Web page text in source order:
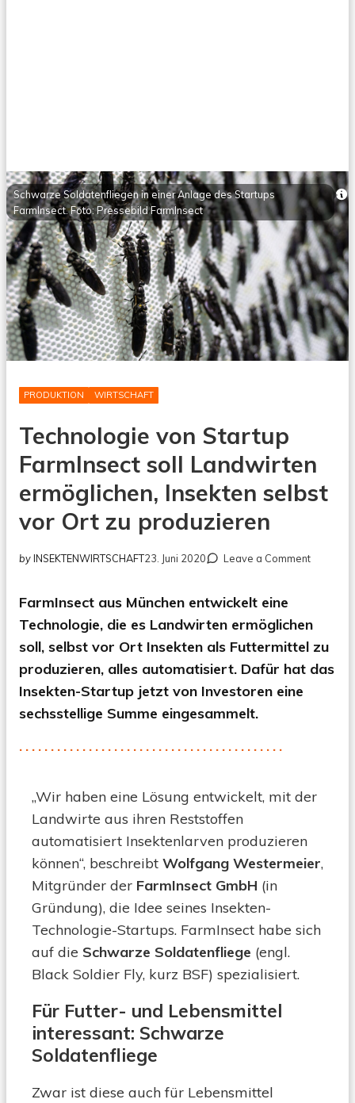
Schwarze Soldatenfliegen in einer Anlage des Startups
FarmInsect. Foto: Pressebild FarmInsect
PRODUKTION WIRTSCHAFT
Technologie von Startup
FarmInsect soll Landwirten
ermöglichen, Insekten selbst
vor Ort zu produzieren
byINSEKTENWIRTSCHAFT23. Juni 2020 Leave a Commenton
FarmInsect aus München entwickelt eine
Technologie, die es Landwirten ermöglichen
soll, selbst vor Ort Insekten als Futtermittel zu
produzieren, alles automatisiert. Dafür hat das
Insekten-Startup jetzt von Investoren eine
sechsstellige Summe eingesammelt.
„Wir haben eine Lösung entwickelt, mit der
Landwirte aus ihren Reststoffen
automatisiert Insektenlarven produzieren
können“, beschreibt Wolfgang Westermeier,
Mitgründer der FarmInsect GmbH (in
Gründung), die Idee seines Insekten-
Technologie-Startups. FarmInsect habe sich
auf die Schwarze Soldatenfliege (engl.
Black Soldier Fly, kurz BSF) spezialisiert.
Für Futter- und Lebensmittel
interessant: Schwarze
Soldatenfliege
Zwar ist diese auch für Lebensmittel